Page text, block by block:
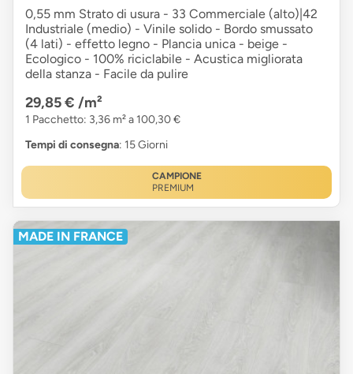
0,55 mm Strato di usura - 33 Commerciale (alto)|42
Industriale (medio) - Vinile solido - Bordo smussato
(4 lati) - effetto legno - Plancia unica - beige -
Ecologico - 100% riciclabile - Acustica migliorata
della stanza - Facile da pulire
29,85 € /m²
1 Pacchetto: 3,36 m² a 100,30 €
Tempi di consegna: 15 Giorni
CAMPIONE
PREMIUM
MADE IN FRANCE